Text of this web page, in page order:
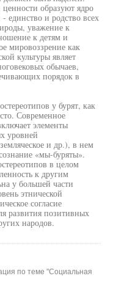
образуют ядро
единство и родство всех
уважение к
к детям и
мировоззрение как
культуры являет
обычаев,
порядок в
у бурят, как
Современное
элементы
уровней
и др.), в нем
«мы-буряты».
в целом
к другим
у большей части
этнической
согласие
развития позитивных
народов.
по теме "Социальная